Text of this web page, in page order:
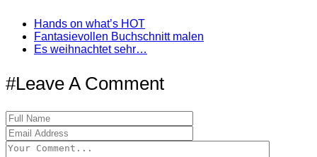
Hands on what’s HOT
Fantasievollen Buchschnitt malen
Es weihnachtet sehr…
#Leave A Comment